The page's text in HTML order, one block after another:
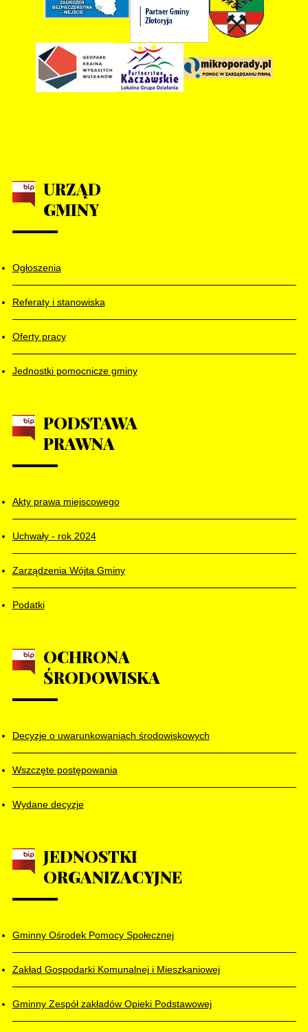
URZĄD
GMINY
Ogłoszenia
Referaty i stanowiska
Oferty pracy
Jednostki pomocnicze gminy
PODSTAWA
PRAWNA
Akty prawa miejscowego
Uchwały - rok 2024
Zarządzenia Wójta Gminy
Podatki
OCHRONA
ŚRODOWISKA
Decyzje o uwarunkowaniach środowiskowych
Wszczęte postępowania
Wydane decyzje
JEDNOSTKI
ORGANIZACYJNE
Gminny Ośrodek Pomocy Społecznej
Zakład Gospodarki Komunalnej i Mieszkaniowej
Gminny Zespół zakładów Opieki Podstawowej